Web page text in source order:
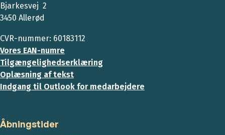
Bjarkesvej 2
3450 Allerød
CVR-nummer: 60183112
Vores EAN-numre
Tilgængelighedserklæring
Oplæsning af tekst
Indgang til Outlook for medarbejdere
Åbningstider